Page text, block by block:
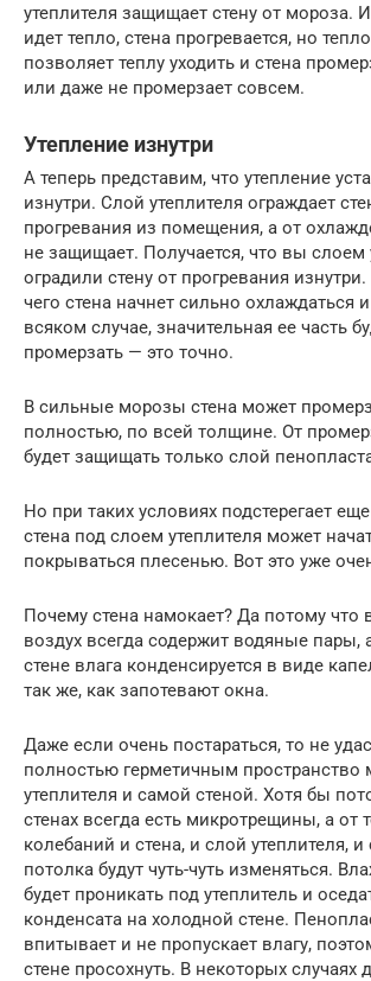
утеплителя защищает стену от мороза.
идет тепло, стена прогревается, но
позволяет теплу уходить и стена
или даже не промерзает совсем.
Утепление изнутри
А теперь представим, что утепление
изнутри. Слой утеплителя ограждает
прогревания из помещения, а от
не защищает. Получается, что вы слоем
оградили стену от прогревания изнутри.
чего стена начнет сильно охлаждаться
всяком случае, значительная ее часть
промерзать — это точно.
В сильные морозы стена может
полностью, по всей толщине. От
будет защищать только слой
Но при таких условиях подстерегает
стена под слоем утеплителя может
покрываться плесенью. Вот это уже
Почему стена намокает? Да потому
воздух всегда содержит водяные пары,
стене влага конденсируется в виде
так же, как запотевают окна.
Даже если очень постараться, то не
полностью герметичным пространство
утеплителя и самой стеной. Хотя бы
стенах всегда есть микротрещины, а от
колебаний и стена, и слой утеплителя,
потолка будут чуть-чуть изменяться.
будет проникать под утеплитель и
конденсата на холодной стене.
впитывает и не пропускает влагу,
стене просохнуть. В некоторых случаях